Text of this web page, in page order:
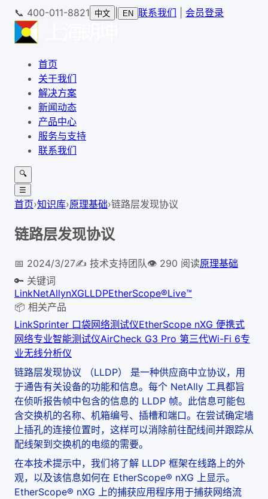
📞 400-011-8821 中文 EN 联系我们 会员登录
首页
关于我们
解决方案
新闻动态
产品中心
服务与支持
联系我们
🔍
☰
首页›知识库›原理基础›链路层发现协议
链路层发现协议
📅 2024/3/27✍️ 技术支持团队👁 290 阅读原理基础
🔑 关键词
LinkNetAllynXGLLDPEtherScope®Live™
📦 相关产品
LinkSprinter 口袋网络测试仪EtherScope nXG 便携式
网络专业智能测试仪AirCheck G3 Pro 第三代Wi-Fi 6专
业无线分析仪
链路层发现协议 （LLDP） 是一种供应商中立协议，用
于通告有关设备的功能和信息。每个 NetAlly 工具都旨
在侦听报告帧中包含的信息的 LLDP 帧。此信息可能包
含交换机的名称、机箱编号、插槽和端口。在尝试确定墙
上插孔的连接位置时，这样可以消除前往配线间并跟踪从
配线架到交换机的电缆的需要。
在本技术提示中，我们将了解 LLDP 框架在线路上的外
观，以及该信息如何在 EtherScope® nXG 上显示。
EtherScope® nXG 上的捕获应用程序用于捕获网络流